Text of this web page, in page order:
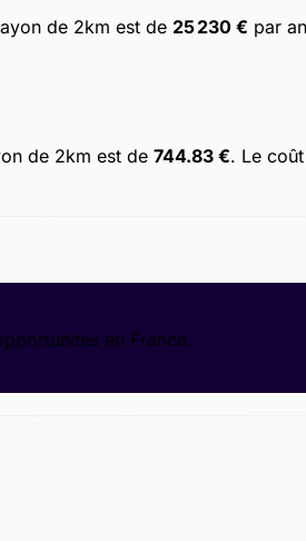
de 2km est de 25 230 € par
de 2km est de 744.83 €. Le
en France.